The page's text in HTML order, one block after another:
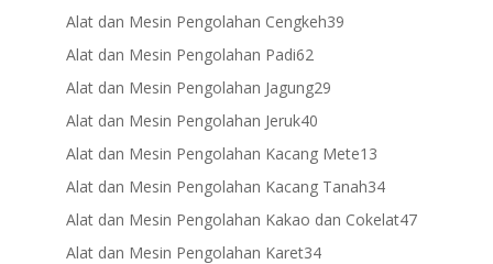
products
Alat dan Mesin Pengolahan Cengkeh3939
Alat dan Mesin Pengolahan Padi6262
products
Alat dan Mesin Pengolahan Jagung2929
Alat dan Mesin Pengolahan Jeruk4040
products
Alat dan Mesin Pengolahan Kacang Mete1313
products
Alat dan Mesin Pengolahan Kacang Tanah3434
products
Alat dan Mesin Pengolahan Kakao dan Cokelat4747
Alat dan Mesin Pengolahan Karet3434